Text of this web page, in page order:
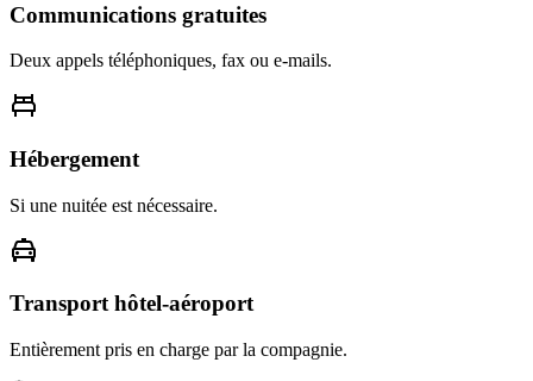
Communications gratuites
Deux appels téléphoniques, fax ou e-mails.
Hébergement
Si une nuitée est nécessaire.
Transport hôtel-aéroport
Entièrement pris en charge par la compagnie.